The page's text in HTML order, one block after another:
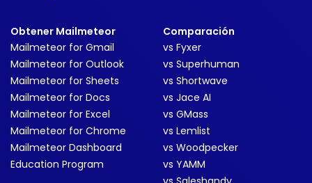
Obtener Mailmeteor
Mailmeteor for Gmail
Mailmeteor for Outlook
Mailmeteor for Sheets
Mailmeteor for Docs
Mailmeteor for Excel
Mailmeteor for Chrome
Mailmeteor Dashboard
Education Program
Comparación
vs Fyxer
vs Superhuman
vs Shortwave
vs Jace AI
vs GMass
vs Lemlist
vs Woodpecker
vs YAMM